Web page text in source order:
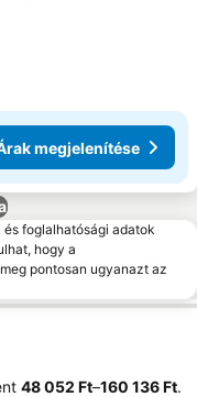
megjelenítése
foglalhatósági adatok
hogy a
pontosan ugyanazt az
‎48 052 Ft–‎160 136 Ft.